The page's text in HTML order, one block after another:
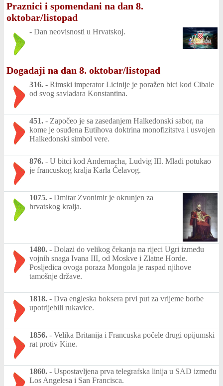
Praznici i spomendani na dan 8.
oktobar/listopad
- Dan neovisnosti u Hrvatskoj.
Događaji na dan 8. oktobar/listopad
316. - Rimski imperator Licinije je poražen bici kod Cibale
od svog savladara Konstantina.
451. - Započeo je sa zasedanjem Halkedonski sabor, na
kome je osuđena Eutihova doktrina monofizitstva i usvojen
Halkedonski simbol vere.
876. - U bitci kod Andernacha, Ludvig III. Mlađi potukao
je francuskog kralja Karla Ćelavog.
1075. - Dmitar Zvonimir je okrunjen za
hrvatskog kralja.
1480. - Dolazi do velikog čekanja na rijeci Ugri između
vojnih snaga Ivana III, od Moskve i Zlatne Horde.
Posljedica ovoga poraza Mongola je raspad njihove
tamošnje države.
1818. - Dva engleska boksera prvi put za vrijeme borbe
upotrijebili rukavice.
1856. - Velika Britanija i Francuska počele drugi opijumski
rat protiv Kine.
1860. - Uspostavljena prva telegrafska linija u SAD između
Los Angelesa i San Francisca.